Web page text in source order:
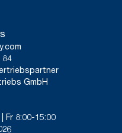
84
GmbH
Fr 8:00-15:00